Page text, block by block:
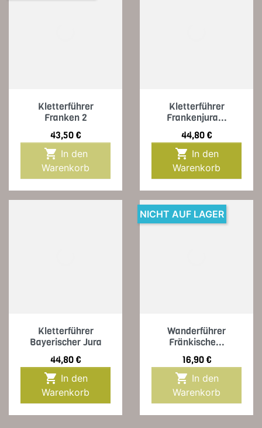
Kletterführer
Franken 2
Preis
43,50 €

Warenkorb
Kletterführer
Frankenjura...
Preis
44,80 €

Warenkorb
Kletterführer
Bayerischer Jura
Preis
44,80 €

Warenkorb
Wanderführer
Fränkische...
Preis
16,90 €

Warenkorb
NICHT AUF LAGER